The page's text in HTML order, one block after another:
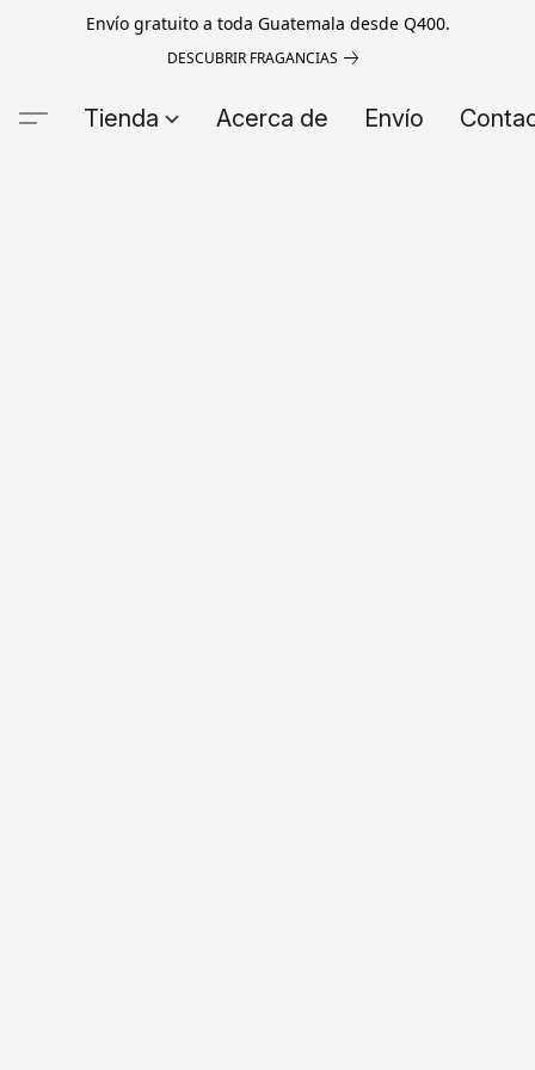
Envío gratuito a toda Guatemala desde Q400.
DESCUBRIR FRAGANCIAS
Tienda Acerca de Envío